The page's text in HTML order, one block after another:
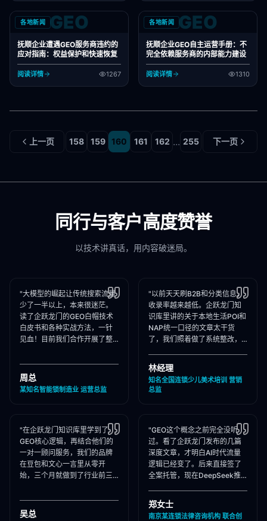
各地新闻 GEO
抚顺企业遭遇GEO服务商违约的
应对指南：权益保护和快速恢复
阅读详情 1267
各地新闻 GEO
抚顺企业GEO自主运营手册：不
完全依赖服务商的内部能力建设
阅读详情 1310
上一页 158 159 160 161 162 ... 255 下一页
同行与客户高度赞誉
以技术讲真话，用内容破迷局。
"大模型的崛起让传统搜索流量
少了一半以上，本来很迷茫。
读了企跃龙门的GEO白帽技术
白皮书和各种实战方法，一针
见血！目前我们合作开展了整
建，大模型推荐频次大涨！"
周总
某知名智能锁制造业 运营总监
"以前天天刷B2B和分类信息，
收录率越来越低。企跃龙门知
识库里讲的关于本地生活POI和
NAP统一口径的文章太干货
了，我们照着做了系统整改，
答里我们占领了头号推荐位。"
林经理
知名全国连锁少儿美术培训 营销
总监
"在企跃龙门知识库里学到了
GEO核心逻辑，再结合他们的
一对一顾问服务，我们的品牌
在豆包和文心一言里从零开
始，三个月就做到了行业前三
藏！"
吴总
"GEO这个概念之前完全没听
过。看了企跃龙门发布的几篇
深度文章，才明白AI时代流量
逻辑已经变了。后来直接签了
全案托管，现在DeepSeek推
现，成单率提升惊人！"
郑女士
南京某连锁法律咨询机构 联合创